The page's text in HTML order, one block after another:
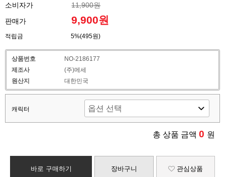
소비자가
11,900원
판매가
9,900원
적립금 5%(495원)
상품번호
NO-2186177
제조사
(주)메세
원산지
대한민국
캐릭터
총 상품 금액 0 원
바로 구매하기 장바구니 관심상품